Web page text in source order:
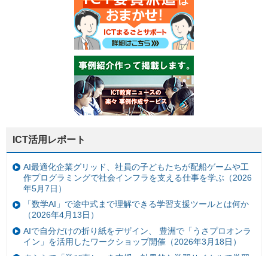
ICT活用レポート
AI最適化企業グリッド、社員の子どもたちが配船ゲームや工
作プログラミングで社会インフラを支える仕事を学ぶ（2026
年5月7日）
「数学AI」で途中式まで理解できる学習支援ツールとは何か
（2026年4月13日）
AIで自分だけの折り紙をデザイン、 豊洲で「うさプロオンラ
イン」を活用したワークショップ開催（2026年3月18日）